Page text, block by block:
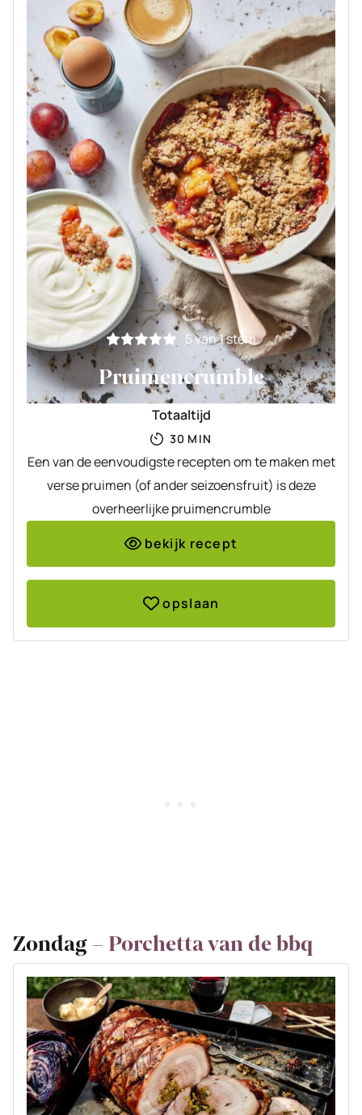
5van 1 stem
Pruimencrumble
Totaaltijd
30 MINUTEN
MIN
Een van de eenvoudigste recepten om te maken met
verse pruimen (of ander seizoensfruit) is deze
overheerlijke pruimencrumble
bekijk recept
opslaan
Zondag – Porchetta van de bbq